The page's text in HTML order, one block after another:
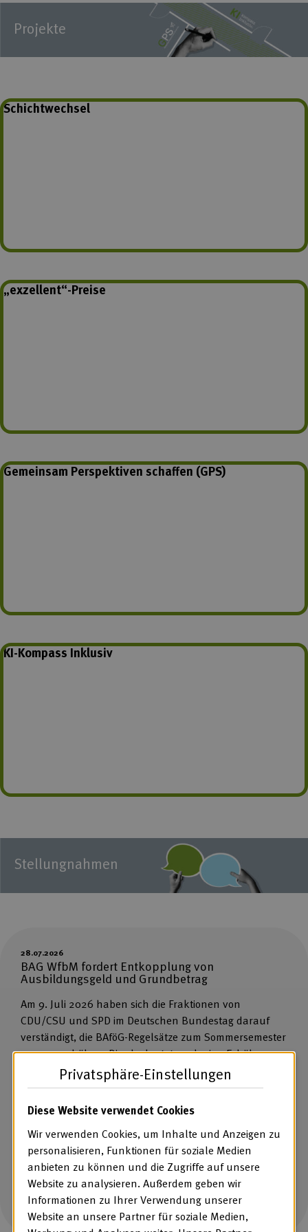
Projekte
Schichtwechsel
„exzellent“-Preise
Gemeinsam Perspektiven schaffen (GPS)
KI-Kompass Inklusiv
Stellungnahmen
28.07.2026
BAG WfbM fordert Entkopplung von
Ausbildungsgeld und Grundbetrag
Am 9. Juli 2026 haben sich die Fraktionen von
CDU/CSU und SPD im Deutschen Bundestag darauf
verständigt, die BAföG-Regelsätze zum Sommersemester
2027 zu erhöhen. Dies bedeutet auch eine Erhöhung
des Ausbildungsgeldes im Berufsbildungsbereich von
Werkstätten und anderen Leistungsanbietern sowie
eine automatische Anhebung des Grundbetrages, der
Bestandteil des Entgeltes von Beschäftigten im
Arbeitsbereich ist. Die BAG […]
Mehr Informationen
Privatsphäre-Einstellungen
Diese Website verwendet Cookies
Wir verwenden Cookies, um Inhalte und Anzeigen zu
personalisieren, Funktionen für soziale Medien
anbieten zu können und die Zugriffe auf unsere
Website zu analysieren. Außerdem geben wir
Informationen zu Ihrer Verwendung unserer
Website an unsere Partner für soziale Medien,